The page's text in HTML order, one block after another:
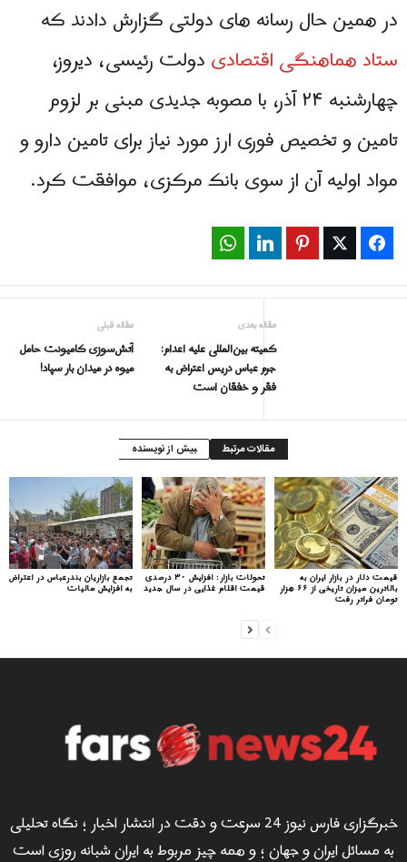
در همین حال رسانه های دولتی گزارش دادند که
ستاد هماهنگی اقتصادیدولت رئیسی، دیروز،
چهارشنبه ۲۴ آذر، با مصوبه جدیدی مبنی بر لزوم
تامین و تخصیص فوری ارز مورد نیاز برای تامین دارو و
مواد اولیه آن از سوی بانک مرکزی، موافقت کرد.
Facebook
Twitter
Pinterest
LinkedIn
مقاله قبلی
آتش‌سوزی کامیونت حامل
میوه در میدان بار سپاد!
مقاله بعدی
کمیته بین‌المللی علیه اعدام:
جرم عباس دریس اعتراض به
فقر و خفقان است
مقالات مرتبط بیش از نویسنده
تجمع بازاریان بندرعباس در اعتراض
به افزایش مالیات
تحولات بازار: افزایش ۳۰ درصدی
قیمت اقلام غذایی در سال جدید
قیمت دلار در بازار ایران به
بالاترین میزان تاریخی از ۶۶ هزار
تومان فراتر رفت
خبرگزاری فارس نیوز 24 سرعت و دقت در انتشار اخبار ؛ نگاه تحلیلی
به مسائل ایران و جهان ؛ و همه چیز مربوط به ایران شبانه روزی است